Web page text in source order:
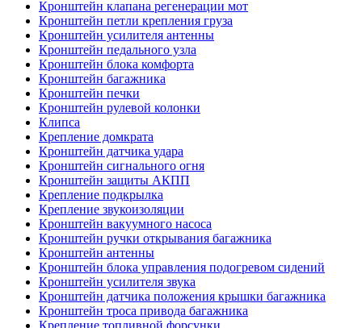
Кронштейн клапана регенерации мот
Кронштейн петли крепления груза
Кронштейн усилителя антенны
Кронштейн педального узла
Кронштейн блока комфорта
Кронштейн багажника
Кронштейн печки
Кронштейн рулевой колонки
Клипса
Крепление домкрата
Кронштейн датчика удара
Кронштейн сигнального огня
Кронштейн защиты АКПП
Крепление подкрылка
Крепление звукоизоляции
Кронштейн вакуумного насоса
Кронштейн ручки открывания багажника
Кронштейн антенны
Кронштейн блока управления подогревом сидений
Кронштейн усилителя звука
Кронштейн датчика положения крышки багажника
Кронштейн троса привода багажника
Крепление топливной форсунки